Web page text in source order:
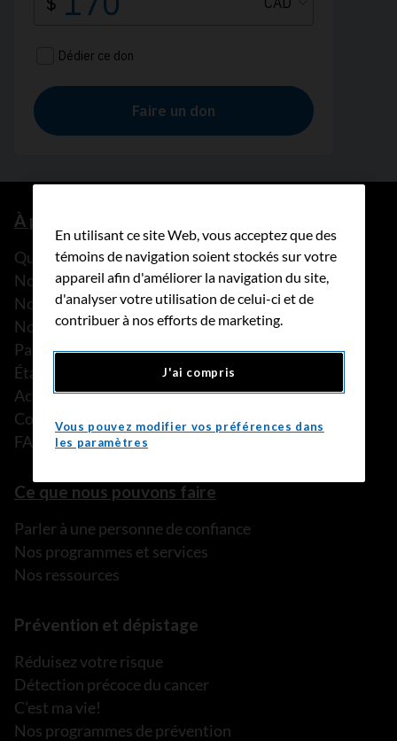
À propos de nous
Que faisons-nous?
Notre histoire
Nos histoires
Notre équipe
Partenariats
États financiers
Actualités
Communiqués de presse
FAQ
Ce que nous pouvons faire
Parler à une personne de confiance
Nos programmes et services
Nos ressources
Prévention et dépistage
Réduisez votre risque
Détection précoce du cancer
C’est ma vie!
Nos programmes de prévention
En utilisant ce site Web, vous acceptez que des
témoins de navigation soient stockés sur votre
appareil afin d'améliorer la navigation du site,
d'analyser votre utilisation de celui-ci et de
contribuer à nos efforts de marketing.
J'ai compris
Vous pouvez modifier vos préférences dans
les paramètres